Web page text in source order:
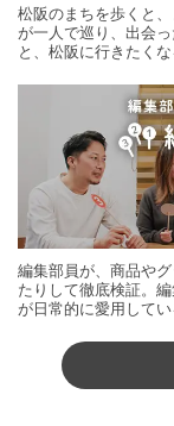
松阪のまちを歩くと
が一人で巡り、出会
と、松阪に行きたくな
編集部員が、商品や
たりして徹底検証。
が日常的に愛用して